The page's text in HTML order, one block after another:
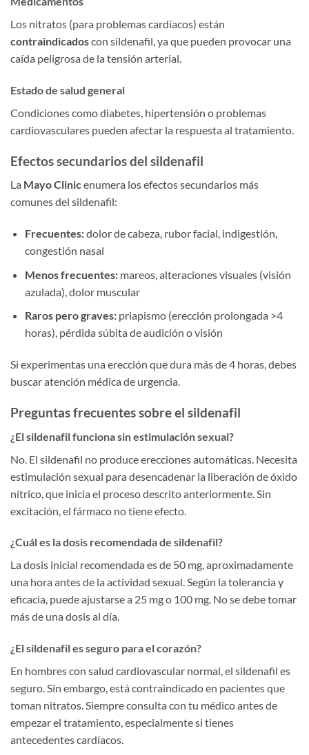
Los nitratos (para problemas cardíacos) están
contraindicadoscon sildenafil, ya que pueden provocar una
caída peligrosa de la tensión arterial.
Estado de salud general
Condiciones como diabetes, hipertensión o problemas
cardiovasculares pueden afectar la respuesta al tratamiento.
Efectos secundarios del sildenafil
La Mayo Clinicenumera los efectos secundarios más
comunes del sildenafil:
Frecuentes:dolor de cabeza, rubor facial, indigestión,
congestión nasal
Menos frecuentes:mareos, alteraciones visuales (visión
azulada), dolor muscular
Raros pero graves:priapismo (erección prolongada >4
horas), pérdida súbita de audición o visión
Si experimentas una erección que dura más de 4 horas, debes
buscar atención médica de urgencia.
Preguntas frecuentes sobre el sildenafil
¿El sildenafil funciona sin estimulación sexual?
No. El sildenafil no produce erecciones automáticas. Necesita
estimulación sexual para desencadenar la liberación de óxido
nítrico, que inicia el proceso descrito anteriormente. Sin
excitación, el fármaco no tiene efecto.
¿Cuál es la dosis recomendada de sildenafil?
La dosis inicial recomendada es de 50 mg, aproximadamente
una hora antes de la actividad sexual. Según la tolerancia y
eficacia, puede ajustarse a 25 mg o 100 mg. No se debe tomar
más de una dosis al día.
¿El sildenafil es seguro para el corazón?
En hombres con salud cardiovascular normal, el sildenafil es
seguro. Sin embargo, está contraindicado en pacientes que
toman nitratos. Siempre consulta con tu médico antes de
empezar el tratamiento, especialmente si tienes
antecedentes cardíacos.